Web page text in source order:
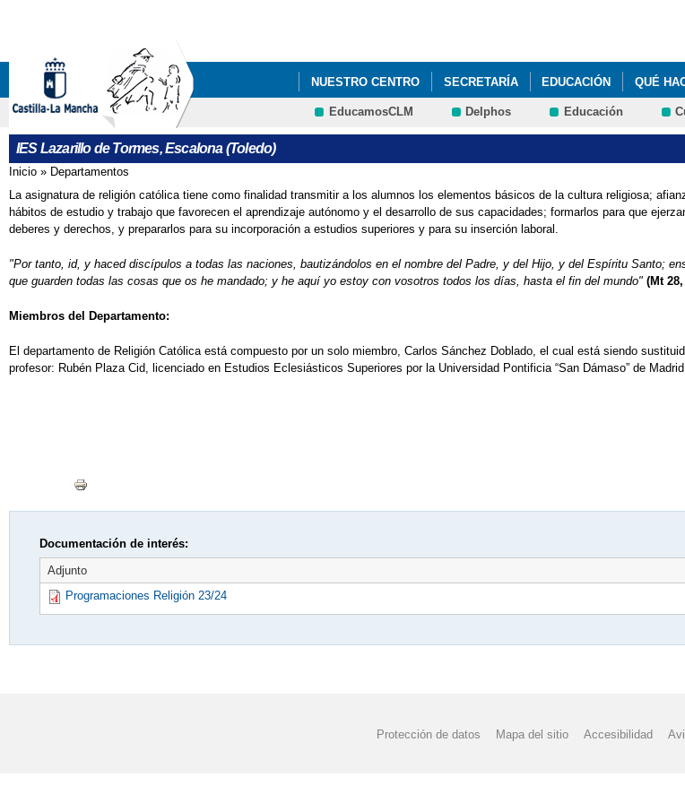
NUESTRO CENTRO SECRETARÍA EDUCACIÓN QUÉ
EducamosCLM Delphos Educación
IES Lazarillo de Tormes, Escalona (Toledo)
Se encuentra usted aquí
Inicio » Departamentos
La asignatura de religión católica tiene como finalidad transmitir a los alumnos los elementos básicos de la cultura religiosa;
hábitos de estudio y trabajo que favorecen el aprendizaje autónomo y el desarrollo de sus capacidades; formarlos para que
deberes y derechos, y prepararlos para su incorporación a estudios superiores y para su inserción laboral.
"Por tanto, id, y haced discípulos a todas las naciones, bautizándolos en el nombre del Padre, y del Hijo, y del Espíritu Santo;
que guarden todas las cosas que os he mandado; y he aquí yo estoy con vosotros todos los días, hasta el fin del mundo" (Mt
Miembros del Departamento:
El departamento de Religión Católica está compuesto por un solo miembro, Carlos Sánchez Doblado, el cual está siendo
profesor: Rubén Plaza Cid, licenciado en Estudios Eclesiásticos Superiores por la Universidad Pontificia “San Dámaso” de Madrid.
Documentación de interés:
Adjunto
Programaciones Religión 23/24
Protección de datos Mapa del sitio Accesibilidad